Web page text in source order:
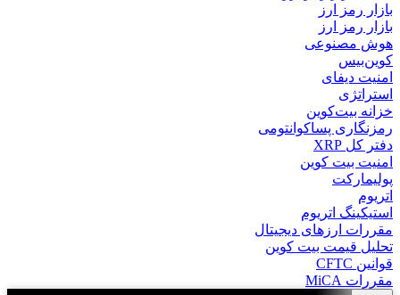
بازار رمز ارز
بازار رمز ارز
هوش مصنوعی
کوین‌بیس
امنیت دیفای
استراتژی
خزانه بیت‌کوین
رمزنگاری پساکوانتومی
دفتر کل XRP
امنیت بیت کوین
پولیمارکت
اتریوم
استیکینگ اتریوم
مقررات ارزهای دیجیتال
تحلیل قیمت بیت کوین
قوانین CFTC
مقررات MiCA